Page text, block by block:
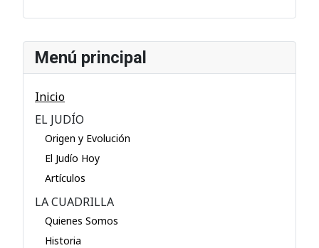
Menú principal
Inicio
EL JUDÍO
Origen y Evolución
El Judío Hoy
Artículos
LA CUADRILLA
Quienes Somos
Historia